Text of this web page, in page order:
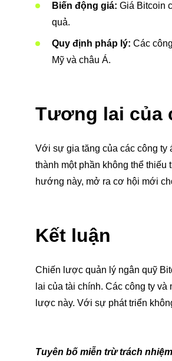
Biến động giá: Giá Bitcoin
quả.
Quy định pháp lý: Các
Mỹ và châu Á.
Tương lai của
Với sự gia tăng của các công ty
thành một phần không thể thiếu
hướng này, mở ra cơ hội mới
Kết luận
Chiến lược quản lý ngân quỹ
lai của tài chính. Các công ty
lược này. Với sự phát triển
Tuyên bố miễn trừ trách nhiệm